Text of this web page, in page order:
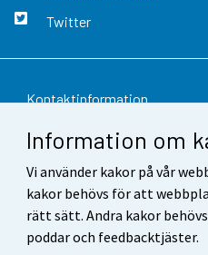
Information om
Vi använder kakor på vår
kakor behövs för att
rätt sätt. Andra kakor
poddar och feedbacktjäster.
Twitter
Kontaktinformation
Respons
Användarvillkor
Dataskydd
Tillgänglighet